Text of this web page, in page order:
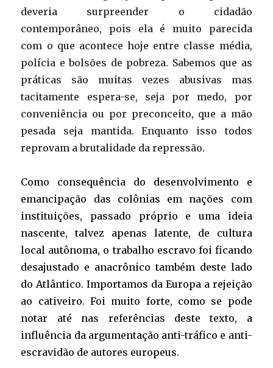
deveria surpreender o cidadão
contemporâneo, pois ela é muito parecida
com o que acontece hoje entre classe média,
polícia e bolsões de pobreza. Sabemos que as
práticas são muitas vezes abusivas mas
tacitamente espera-se, seja por medo, por
conveniência ou por preconceito, que a mão
pesada seja mantida. Enquanto isso todos
reprovam a brutalidade da repressão.
Como consequência do desenvolvimento e
emancipação das colônias em nações com
instituições, passado próprio e uma ideia
nascente, talvez apenas latente, de cultura
local autônoma, o trabalho escravo foi ficando
desajustado e anacrônico também deste lado
do Atlântico. Importamos da Europa a rejeição
ao cativeiro. Foi muito forte, como se pode
notar até nas referências deste texto, a
influência da argumentação anti-tráfico e anti-
escravidão de autores europeus.